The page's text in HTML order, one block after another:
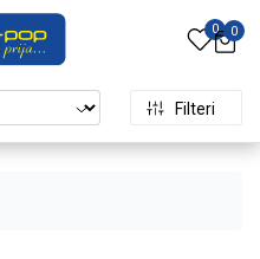
0 0
Filteri